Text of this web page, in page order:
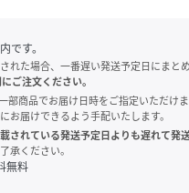
です。
れた場合、一番遅い発送予定日にまと
ご注文ください。
商品でお届け日時をご指定いただけ
お届けできるよう手配いたします。
されている発送予定日よりも遅れて発
承ください。
無料